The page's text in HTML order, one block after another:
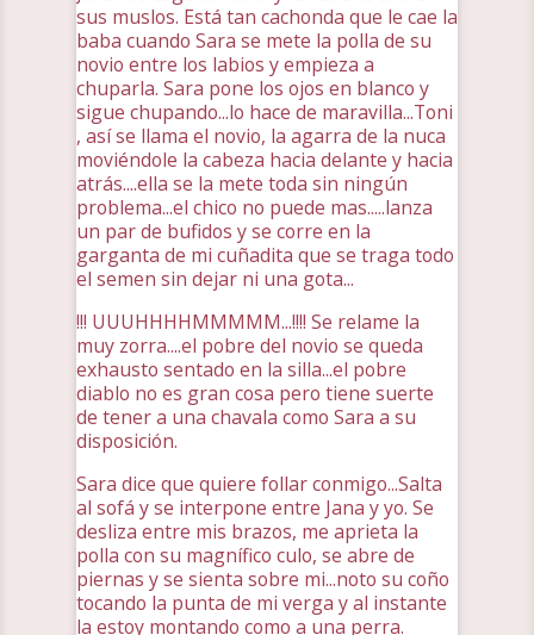
sus muslos. Está tan cachonda que le cae la
baba cuando Sara se mete la polla de su
novio entre los labios y empieza a
chuparla. Sara pone los ojos en blanco y
sigue chupando...lo hace de maravilla...Toni
, así se llama el novio, la agarra de la nuca
moviéndole la cabeza hacia delante y hacia
atrás....ella se la mete toda sin ningún
problema...el chico no puede mas.....lanza
un par de bufidos y se corre en la
garganta de mi cuñadita que se traga todo
el semen sin dejar ni una gota...
!!! UUUHHHHMMMMM...!!!! Se relame la
muy zorra....el pobre del novio se queda
exhausto sentado en la silla...el pobre
diablo no es gran cosa pero tiene suerte
de tener a una chavala como Sara a su
disposición.
Sara dice que quiere follar conmigo...Salta
al sofá y se interpone entre Jana y yo. Se
desliza entre mis brazos, me aprieta la
polla con su magnífico culo, se abre de
piernas y se sienta sobre mi...noto su coño
tocando la punta de mi verga y al instante
la estoy montando como a una perra.